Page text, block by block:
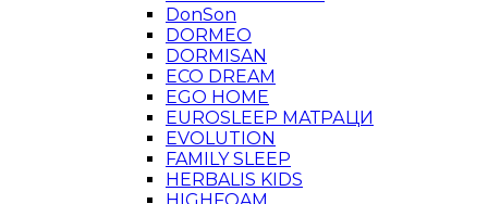
DonSon
DORMEO
DORMISAN
ECO DREAM
EGO HOME
EUROSLEEP МАТРАЦИ
EVOLUTION
FAMILY SLEEP
HERBALIS KIDS